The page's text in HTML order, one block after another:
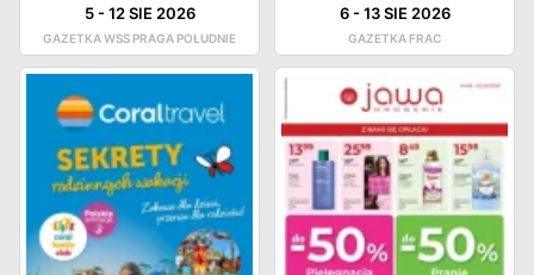
5-12 SIE 2026
GAZETKA WSS PRAGA POŁUDNIE
6-13 SIE 2026
GAZETKA FRAC